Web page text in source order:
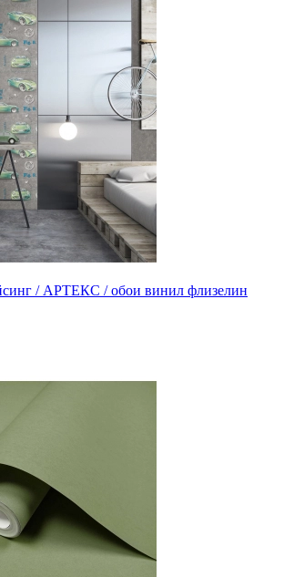
/ АРТЕКС / обои винил флизелин